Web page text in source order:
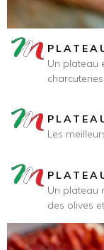
Un plateau
charcuteries.
Les
Un plateau
des olives